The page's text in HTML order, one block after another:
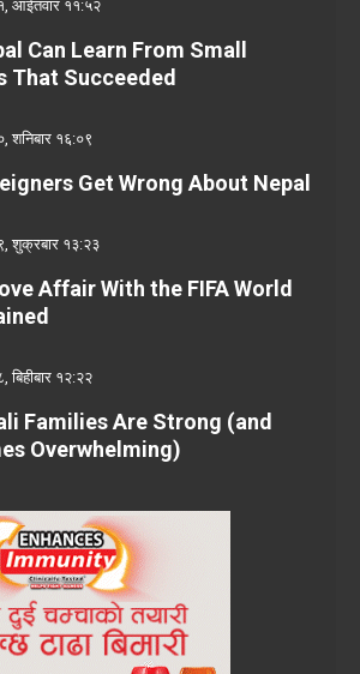
आईतवार ११:५२
Can Learn From Small
That Succeeded
शनिबार १६:०९
Get Wrong About Nepal
शुक्रबार १३:२३
Affair With the FIFA World
बिहीबार १२:२२
Families Are Strong (and
Overwhelming)